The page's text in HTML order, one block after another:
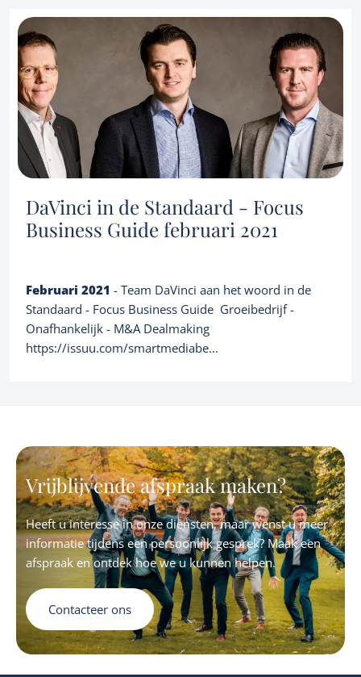
DaVinci in de Standaard - Focus
Business Guide februari 2021
Februari 2021 - Team DaVinci aan het woord in de
Standaard - Focus Business Guide Groeibedrijf -
Onafhankelijk - M&A Dealmaking
https://issuu.com/smartmediabe...
Vrijblijvende afspraak maken?
Heeft u interesse in onze diensten, maar wenst u meer
informatie tijdens een persoonlijk gesprek? Maak een
afspraak en ontdek hoe we u kunnen helpen.
Contacteer ons